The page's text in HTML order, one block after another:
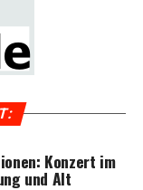
Kon­zert im
und Alt